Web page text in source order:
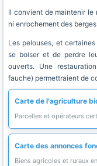
Il convient de maintenir le
ni enrochement des
Les pelouses, et
se boiser et de perdre
ouverts. Une
fauche) permettraient de
Carte de l'agriculture
Parcelles et opérateurs
Carte des annonces
Biens agricoles et ruraux